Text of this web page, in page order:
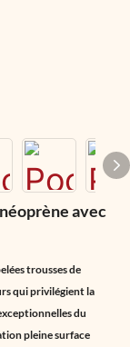
avec
trousses de
qui privilégient la
du
pleine surface